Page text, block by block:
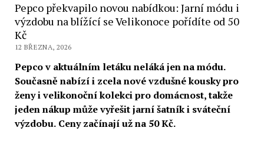
Pepco překvapilo novou nabídkou: Jarní módu i
výzdobu na blížící se Velikonoce pořídíte od 50
Kč
12 BŘEZNA, 2026
Pepco v aktuálním letáku neláká jen na módu.
Současně nabízí i zcela nové vzdušné kousky pro
ženy i velikonoční kolekci pro domácnost, takže
jeden nákup může vyřešit jarní šatník i sváteční
výzdobu. Ceny začínají už na 50 Kč.